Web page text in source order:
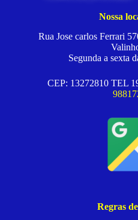
Nossa
Rua Jose carlos Ferrari
Segunda a sexta
CEP: 13272810 TEL
Regras